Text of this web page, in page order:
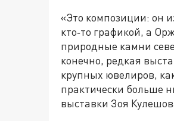
«Это композиции: он
кто‑то графикой, а
природные камни
конечно, редкая
крупных ювелиров,
практически больше
выставки Зоя